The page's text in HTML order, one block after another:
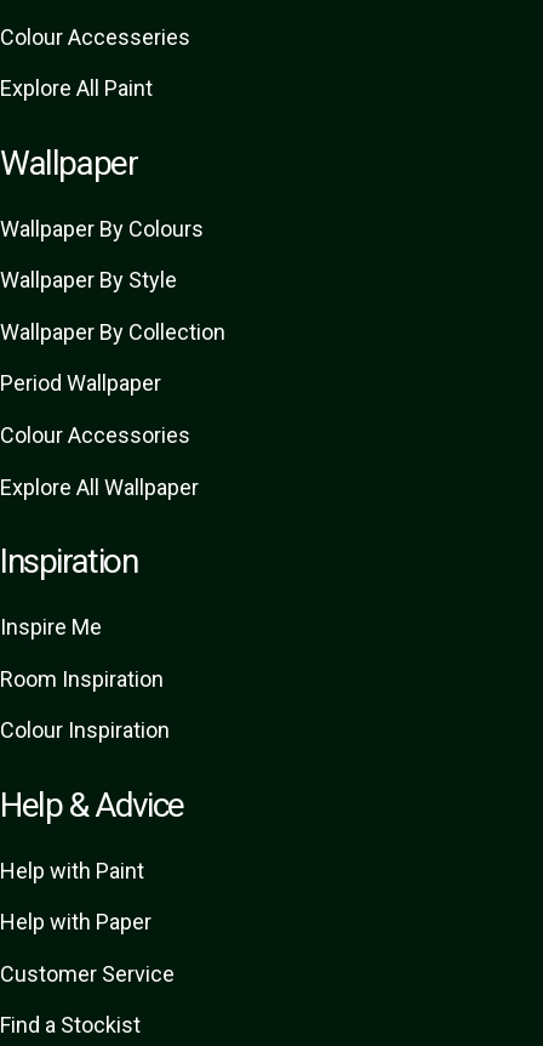
Colour Accesseries
Explore All Paint
Wallpaper
Wallpaper By Colours
Wallpaper By Style
Wallpaper By Collection
Period Wallpaper
Colour Accessories
Explore All Wallpaper
Inspiration
Inspire Me
Room Inspiration
Colour Inspiration
Help & Advice
Help with Paint
Help with Paper
Customer Service
Find a Stockist